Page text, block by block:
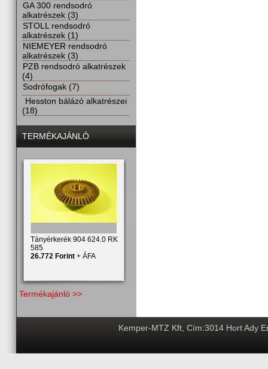
GA 300 rendsodró
alkatrészek (3)
STOLL rendsodró
alkatrészek (1)
NIEMEYER rendsodró
alkatrészek (3)
PZB rendsodró alkatrészek
(4)
Sodrófogak (7)
Hesston bálázó alkatrészei
(18)
TERMÉKAJÁNLÓ
Tányérkerék 904 624.0 RK
585
26.772 Forint + ÁFA
Termékajánló >>
Kemper-MTZ Kft, Cím:3014 Hort Ady